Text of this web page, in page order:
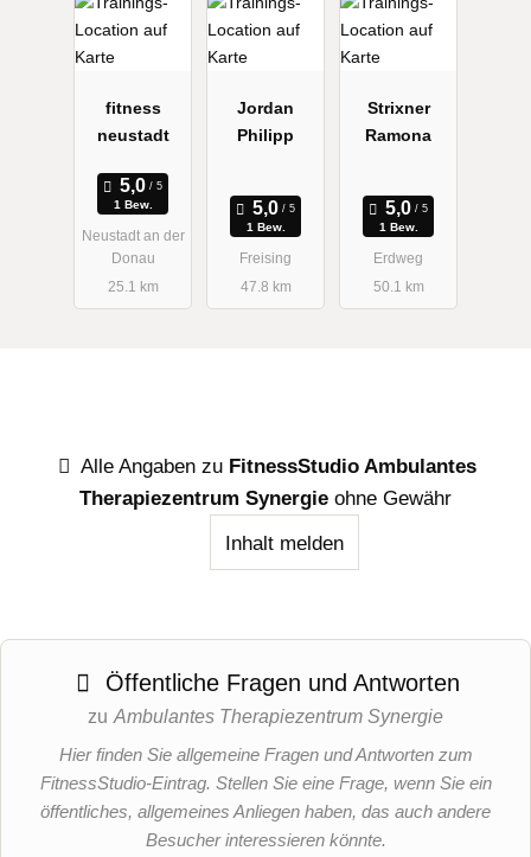
fitness
neustadt
1 Bew.
Neustadt an der
Donau
25.1 km
Jordan
Philipp
1 Bew.
Freising
47.8 km
Strixner
Ramona
1 Bew.
Erdweg
50.1 km
Alle Angaben zu FitnessStudio Ambulantes
Therapiezentrum Synergie ohne Gewähr
Inhalt melden
Öffentliche Fragen und Antworten
zu Ambulantes Therapiezentrum Synergie
Hier finden Sie allgemeine Fragen und Antworten zum
FitnessStudio-Eintrag. Stellen Sie eine Frage, wenn Sie ein
öffentliches, allgemeines Anliegen haben, das auch andere
Besucher interessieren könnte.